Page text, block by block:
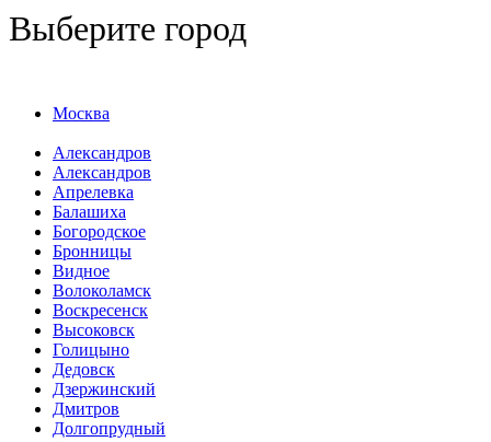
Выберите город
Москва
Александров
Александров
Апрелевка
Балашиха
Богородское
Бронницы
Видное
Волоколамск
Воскресенск
Высоковск
Голицыно
Дедовск
Дзержинский
Дмитров
Долгопрудный